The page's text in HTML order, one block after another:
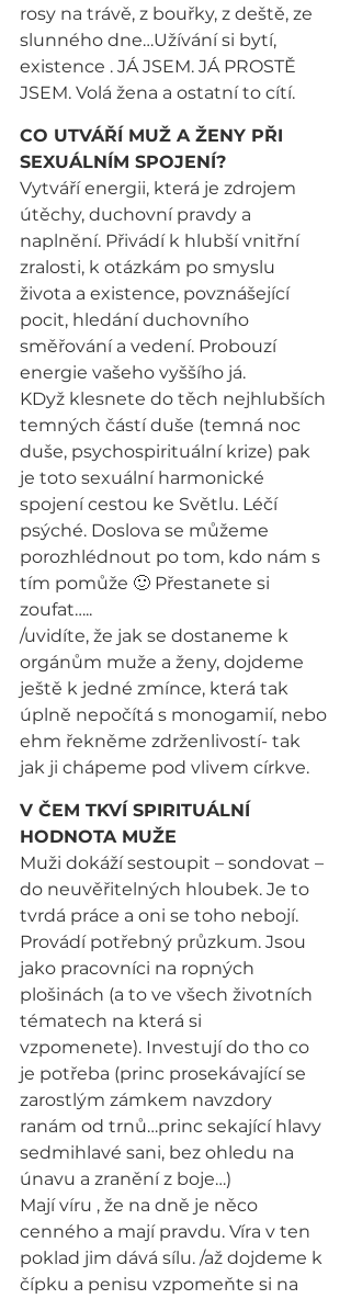
rosy na trávě, z bouřky, z deště, ze
slunného dne…Užívání si bytí,
existence . JÁ JSEM. JÁ PROSTĚ
JSEM. Volá žena a ostatní to cítí.
CO UTVÁŘÍ MUŽ A ŽENY PŘI
SEXUÁLNÍM SPOJENÍ?
Vytváří energii, která je zdrojem
útěchy, duchovní pravdy a
naplnění. Přivádí k hlubší vnitřní
zralosti, k otázkám po smyslu
života a existence, povznášející
pocit, hledání duchovního
směřování a vedení. Probouzí
energie vašeho vyššího já.
KDyž klesnete do těch nejhlubších
temných částí duše (temná noc
duše, psychospirituální krize) pak
je toto sexuální harmonické
spojení cestou ke Světlu. Léčí
psýché. Doslova se můžeme
porozhlédnout po tom, kdo nám s
tím pomůže 🙂 Přestanete si
zoufat…..
/uvidíte, že jak se dostaneme k
orgánům muže a ženy, dojdeme
ještě k jedné zmínce, která tak
úplně nepočítá s monogamií, nebo
ehm řekněme zdrženlivostí- tak
jak ji chápeme pod vlivem církve.
V ČEM TKVÍ SPIRITUÁLNÍ
HODNOTA MUŽE
Muži dokáží sestoupit – sondovat –
do neuvěřitelných hloubek. Je to
tvrdá práce a oni se toho nebojí.
Provádí potřebný průzkum. Jsou
jako pracovníci na ropných
plošinách (a to ve všech životních
tématech na která si
vzpomenete). Investují do tho co
je potřeba (princ prosekávající se
zarostlým zámkem navzdory
ranám od trnů…princ sekající hlavy
sedmihlavé sani, bez ohledu na
únavu a zranění z boje…)
Mají víru , že na dně je něco
cenného a mají pravdu. Víra v ten
poklad jim dává sílu. /až dojdeme k
čípku a penisu vzpomeňte si na